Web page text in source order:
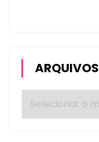
ARQUIVOS